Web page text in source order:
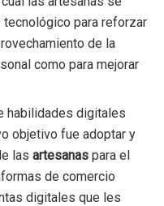
para reforzar
de la
como para mejorar
habilidades digitales
objetivo fue adoptar y
lasartesanaspara el
de comercio
digitales que les